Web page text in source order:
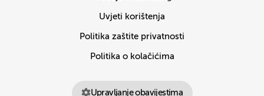
Uvjeti korištenja
Politika zaštite privatnosti
Politika o kolačićima
Upravljanje obavijestima